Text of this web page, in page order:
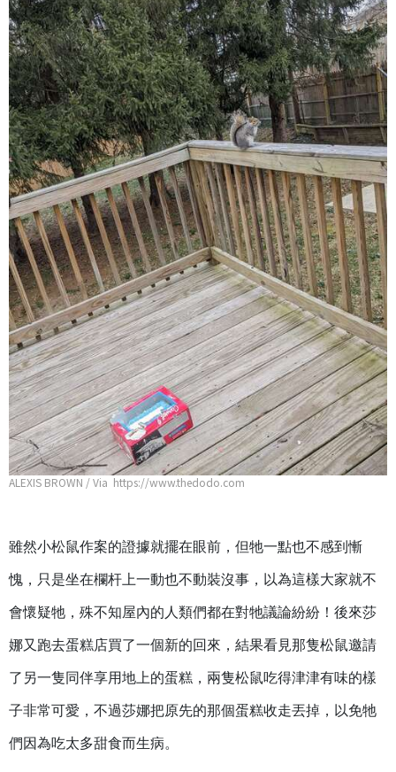
ALEXIS BROWN / Via https://www.thedodo.com
雖然小松鼠作案的證據就擺在眼前，但牠一點也不感到慚
愧，只是坐在欄杆上一動也不動裝沒事，以為這樣大家就不
會懷疑牠，殊不知屋內的人類們都在對牠議論紛紛！後來莎
娜又跑去蛋糕店買了一個新的回來，結果看見那隻松鼠邀請
了另一隻同伴享用地上的蛋糕，兩隻松鼠吃得津津有味的樣
子非常可愛，不過莎娜把原先的那個蛋糕收走丟掉，以免牠
們因為吃太多甜食而生病。